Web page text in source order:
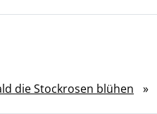
die Stockrosen blühen »